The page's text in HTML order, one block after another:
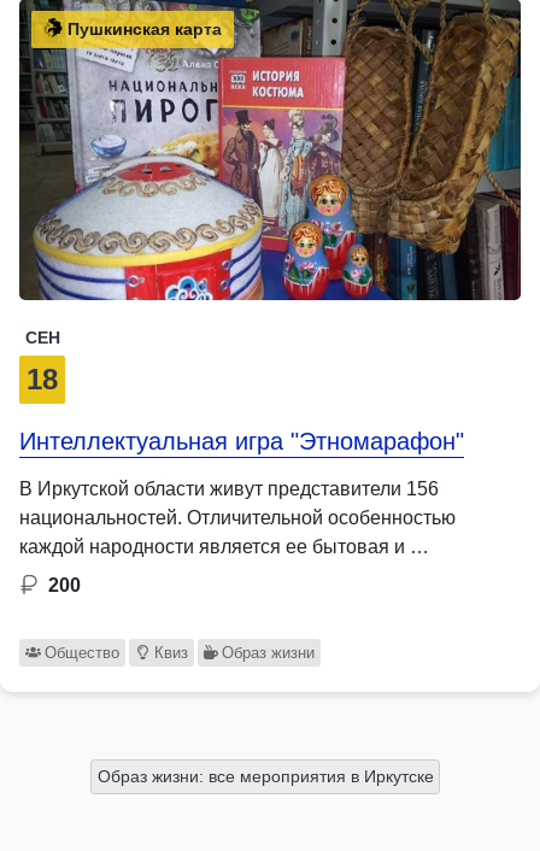
Пушкинская карта
СЕН
18
Интеллектуальная игра "Этномарафон"
В Иркутской области живут представители 156
национальностей. Отличительной особенностью
каждой народности является ее бытовая и …
200
Общество Квиз Образ жизни
Образ жизни: все мероприятия в Иркутске